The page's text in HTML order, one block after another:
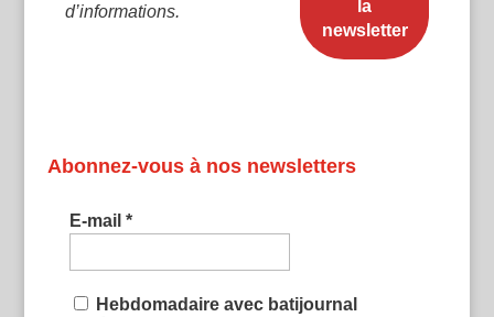
d’informations.
Abonnez-vous à nos newsletters
E-mail *
Hebdomadaire avec batijournal